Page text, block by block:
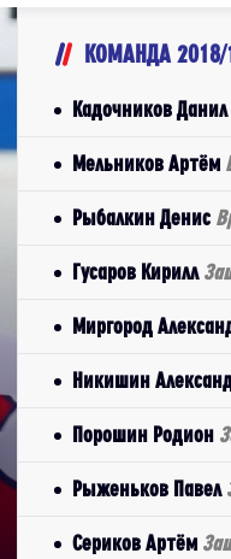
КОМАНДА 2018/
Кадочников Данил
Мельников Артём
Рыбалкин Денис
Гусаров Кирилл
Миргород
Никишин
Порошин Родион
Рыженьков Павел
Сериков Артём